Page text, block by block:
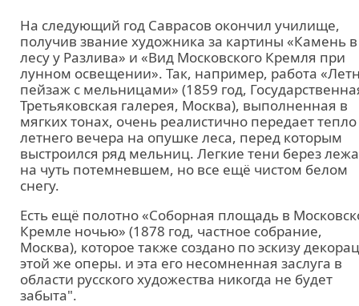
На следующий год Саврасов окончил училище,
получив звание художника за картины «Камень в
лесу у Разлива» и «Вид Московского Кремля при
лунном освещении». Так, например, работа
пейзаж с мельницами» (1859 год,
Третьяковская галерея, Москва), выполненная в
мягких тонах, очень реалистично передает тепло
летнего вечера на опушке леса, перед которым
выстроился ряд мельниц. Легкие тени берез
на чуть потемневшем, но все ещё чистом белом
снегу.
Есть ещё полотно «Соборная площадь в
Кремле ночью» (1878 год, частное собрание,
Москва), которое также создано по эскизу
этой же оперы. и эта его несомненная заслуга в
области русского художества никогда не будет
забыта".